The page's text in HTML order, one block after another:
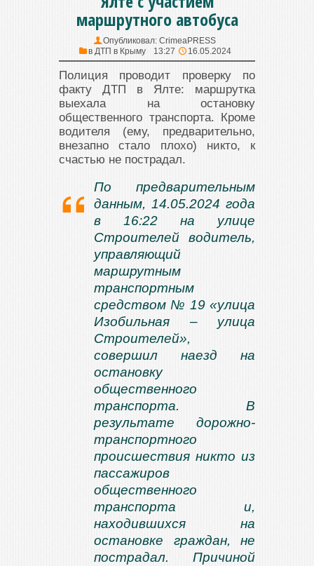
маршрутного автобуса
Опубликовал: CrimeaPRESS
в ДТП в Крыму 13:27 16.05.2024
Полиция проводит проверку по
факту ДТП в Ялте: маршрутка
выехала на остановку
общественного транспорта. Кроме
водителя (ему, предварительно,
внезапно стало плохо) никто, к
счастью не пострадал.
По предварительным
данным, 14.05.2024 года
в 16:22 на улице
Строителей водитель,
управляющий
маршрутным
транспортным
средством № 19 «улица
Изобильная – улица
Строителей»,
совершил наезд на
остановку
общественного
транспорта. В
результате дорожно-
транспортного
происшествия никто из
пассажиров
общественного
транспорта и,
находившихся на
остановке граждан, не
пострадал. Причиной